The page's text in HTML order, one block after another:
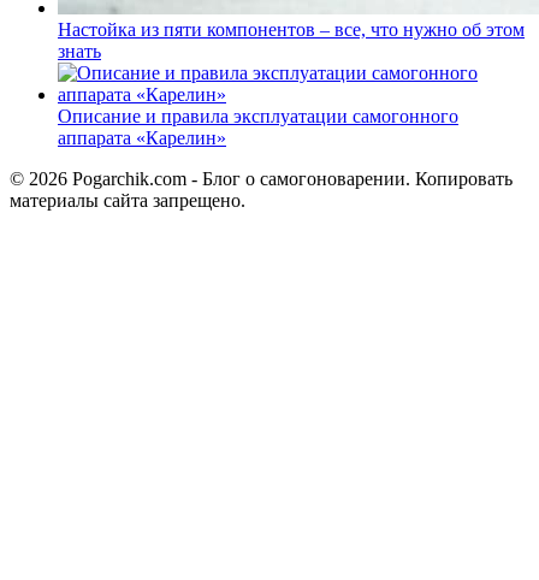
Настойка из пяти компонентов – все, что нужно об этом
знать
Описание и правила эксплуатации самогонного
аппарата «Карелин»
© 2026 Pogarchik.com - Блог о самогоноварении. Копировать
материалы сайта запрещено.